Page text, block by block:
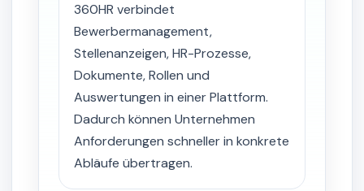
360HR verbindet
Bewerbermanagement,
Stellenanzeigen, HR-Prozesse,
Dokumente, Rollen und
Auswertungen in einer Plattform.
Dadurch können Unternehmen
Anforderungen schneller in konkrete
Abläufe übertragen.